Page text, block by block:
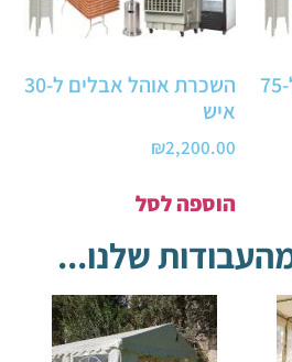
השכרת אוהל אבלים ל-75
השכרת אוהל אבלים ל-30
איש
₪2,200.00
הוספה לסל
שלנו...